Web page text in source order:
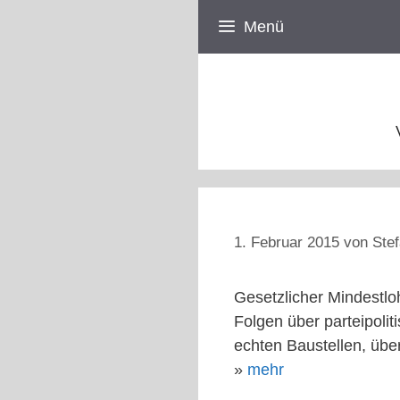
Menü
1. Februar 2015 von
Gesetzlicher
Folgen über
echten Baustellen,
» mehr